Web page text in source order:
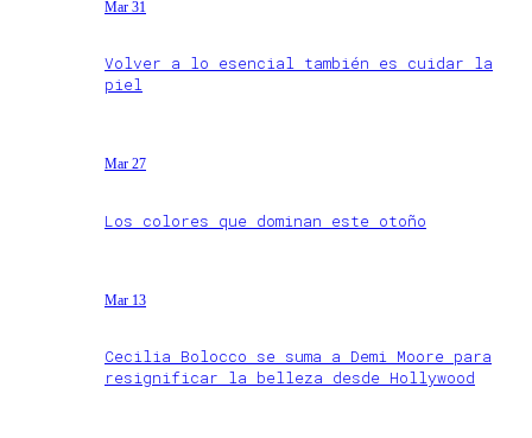
Mar 31
Volver a lo esencial también es cuidar la
piel
Mar 27
Los colores que dominan este otoño
Mar 13
Cecilia Bolocco se suma a Demi Moore para
resignificar la belleza desde Hollywood